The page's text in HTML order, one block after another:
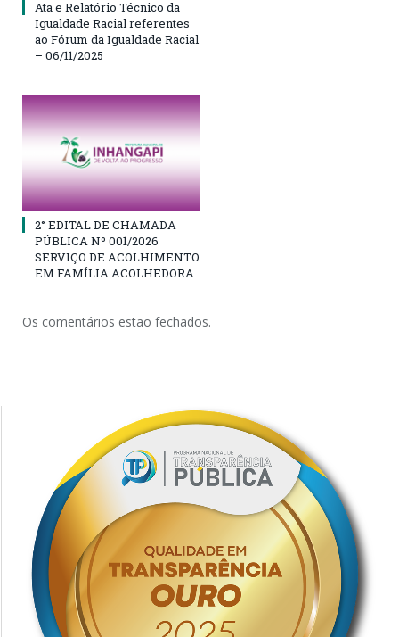
Ata e Relatório Técnico da
Igualdade Racial referentes
ao Fórum da Igualdade Racial
– 06/11/2025
2° EDITAL DE CHAMADA
PÚBLICA Nº 001/2026
SERVIÇO DE ACOLHIMENTO
EM FAMÍLIA ACOLHEDORA
Os comentários estão fechados.